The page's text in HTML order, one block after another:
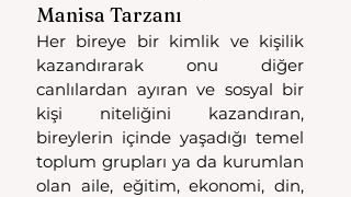
Manisa Tarzanı
Her bireye bir kimlik ve kişilik
kazandırarak onu diğer
canlılardan ayıran ve sosyal bir
kişi niteliğini kazandıran,
bireylerin içinde yaşadığı temel
toplum grupları ya da kurumlan
olan aile, eğitim, ekonomi, din,